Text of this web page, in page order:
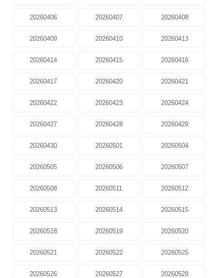
20260406 20260407 20260408
20260409 20260410 20260413
20260414 20260415 20260416
20260417 20260420 20260421
20260422 20260423 20260424
20260427 20260428 20260429
20260430 20260501 20260504
20260505 20260506 20260507
20260508 20260511 20260512
20260513 20260514 20260515
20260518 20260519 20260520
20260521 20260522 20260525
20260526 20260527 20260528